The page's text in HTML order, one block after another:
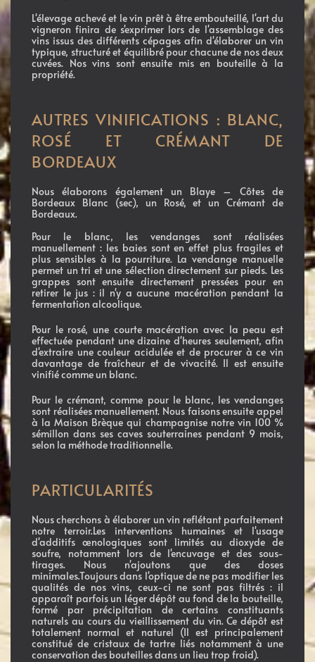
L'élevage achevé et le vin prêt à être embouteillé, l'art du
vigneron finira de s'exprimer lors de l'assemblage des
vins issus des différents cépages afin d'élaborer un vin
typique, structuré et équilibré pour chacune de nos deux
cuvées. Nos vins sont ensuite mis en bouteille à la
propriété.
AUTRES VINIFICATIONS : BLANC,
ROSÉ ET CRÉMANT DE
BORDEAUX
Nous élaborons également un Blaye – Côtes de
Bordeaux Blanc (sec), un Rosé, et un Crémant de
Bordeaux.
Pour le blanc, les vendanges sont réalisées
manuellement : les baies sont en effet plus fragiles et
plus sensibles à la pourriture. La vendange manuelle
permet un tri et une sélection directement sur pieds. Les
grappes sont ensuite directement pressées pour en
retirer le jus : il n'y a aucune macération pendant la
fermentation alcoolique.
Pour le rosé, une courte macération avec la peau est
effectuée pendant une dizaine d'heures seulement, afin
d'extraire une couleur acidulée et de procurer à ce vin
davantage de fraîcheur et de vivacité. Il est ensuite
vinifié comme un blanc.
Pour le crémant, comme pour le blanc, les vendanges
sont réalisées manuellement. Nous faisons ensuite appel
à la Maison Brèque qui champagnise notre vin 100 %
sémillon dans ses caves souterraines pendant 9 mois,
selon la méthode traditionnelle.
PARTICULARITÉS
Nous cherchons à élaborer un vin reflétant parfaitement
notre terroir.Les interventions humaines et l'usage
d'additifs œnologiques sont limités au dioxyde de
soufre, notamment lors de l'encuvage et des sous-
tirages. Nous n'ajoutons que des doses
minimales.Toujours dans l'optique de ne pas modifier les
qualités de nos vins, ceux-ci ne sont pas filtrés : il
apparaît parfois un léger dépôt au fond de la bouteille,
formé par précipitation de certains constituants
naturels au cours du vieillissement du vin. Ce dépôt est
totalement normal et naturel (Il est principalement
constitué de cristaux de tartre liés notamment à une
conservation des bouteilles dans un lieu trop froid).